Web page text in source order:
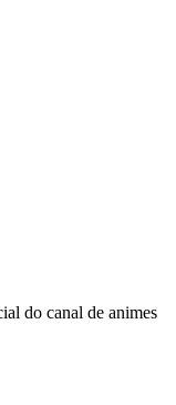
do canal de animes